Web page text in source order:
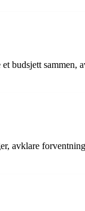
budsjett sammen,
avklare